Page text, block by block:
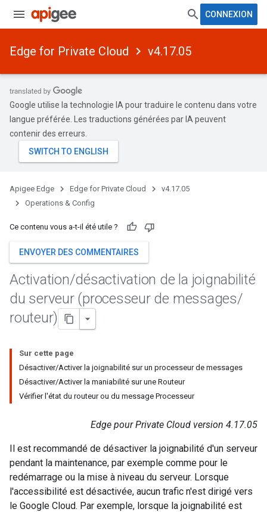
CONNEXION
Edge for Private Cloud v4.17.05
Google utilise la technologie IA pour traduire le contenu dans votre
langue préférée. Les traductions générées par IA peuvent
contenir des erreurs.
Apigee Edge Edge for Private Cloud
v4.17.05
Operations & Config
Ce contenu vous a-t-il été utile ?
ENVOYER DES COMMENTAIRES
Activation/désactivation de la joignabilité
du serveur (processeur de messages/
routeur)
Sur cette page
Désactiver/Activer la joignabilité sur un processeur de messages
Désactiver/Activer la maniabilité sur une Routeur
Vérifier l'état du routeur ou du message Processeur
Edge pour Private Cloud version 4.17.05
Il est recommandé de désactiver la joignabilité d'un serveur
pendant la maintenance, par exemple comme pour le
redémarrage ou la mise à niveau du serveur. Lorsque
l'accessibilité est désactivée, aucun trafic n'est dirigé vers
le Google Cloud. Par exemple, lorsque la joignabilité est